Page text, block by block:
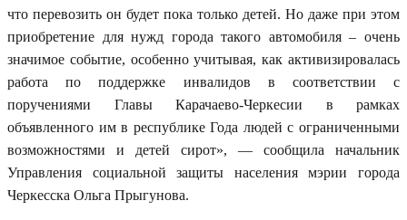
что перевозить он будет пока только детей. Но даже при этом
приобретение для нужд города такого автомобиля – очень
значимое событие, особенно учитывая, как активизировалась
работа по поддержке инвалидов в соответствии с
поручениями Главы Карачаево-Черкесии в рамках
объявленного им в республике Года людей с ограниченными
возможностями и детей сирот», — сообщила начальник
Управления социальной защиты населения мэрии города
Черкесска Ольга Прыгунова.